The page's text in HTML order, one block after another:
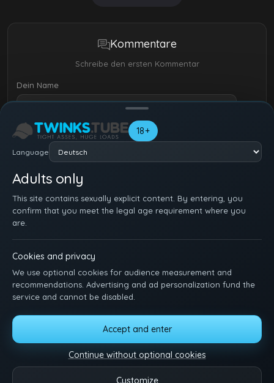
18+
Language
Adults only
This site contains sexually explicit content. By entering, you
confirm that you meet the legal age requirement where you
are.
Cookies and privacy
We use optional cookies for audience measurement and
recommendations. Advertising and ad personalization fund the
service and cannot be disabled.
Accept and enter
Continue without optional cookies
Customize
Kommentare
Schreibe den ersten Kommentar
Dein Name
STARTSEITE REGISTRIEREN
NUTZUNGSBEDINGUNGEN DMCA 18 U.S.C. 2257
MANAGE COOKIES
Lehn dich zurück, schau zu und genieß es. Schick uns deine Ideen, Wünsche